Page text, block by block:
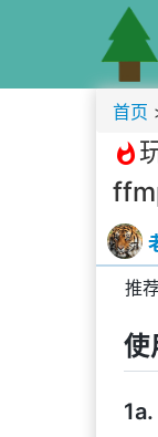
首页
whatshot
推
使